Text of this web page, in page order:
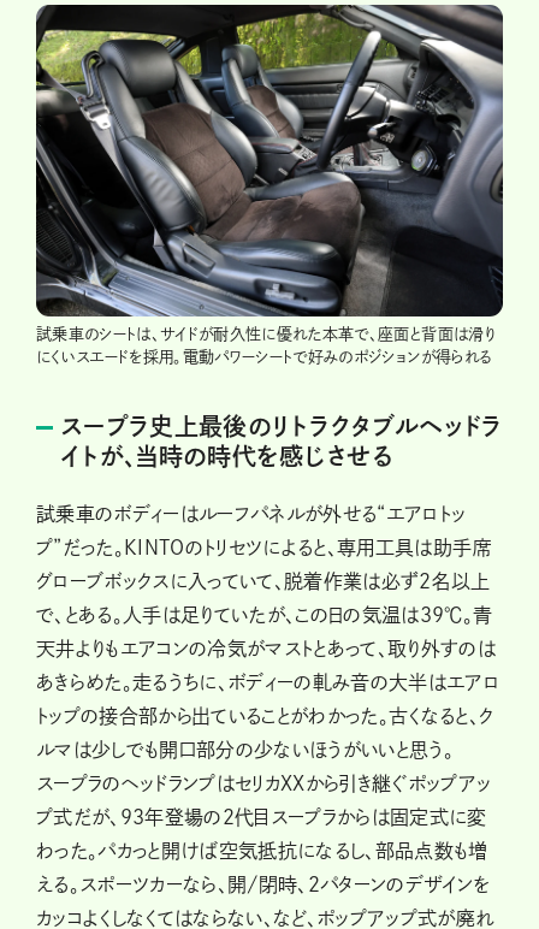
試乗車のシートは、サイドが耐久性に優れた本革で、座面と背面は滑り
にくいスエードを採用。電動パワーシートで好みのポジションが得られる
スープラ史上最後のリトラクタブルヘッドラ
イトが、当時の時代を感じさせる
試乗車のボディーはルーフパネルが外せる“エアロトッ
プ”だった。KINTOのトリセツによると、専用工具は助手席
グローブボックスに入っていて、脱着作業は必ず2名以上
で、とある。人手は足りていたが、この日の気温は39℃。青
天井よりもエアコンの冷気がマストとあって、取り外すのは
あきらめた。走るうちに、ボディーの軋み音の大半はエアロ
トップの接合部から出ていることがわかった。古くなると、ク
ルマは少しでも開口部分の少ないほうがいいと思う。
スープラのヘッドランプはセリカXXから引き継ぐポップアッ
プ式だが、93年登場の2代目スープラからは固定式に変
わった。パカっと開けば空気抵抗になるし、部品点数も増
える。スポーツカーなら、開/閉時、2パターンのデザインを
カッコよくしなくてはならない、など、ポップアップ式が廃れ